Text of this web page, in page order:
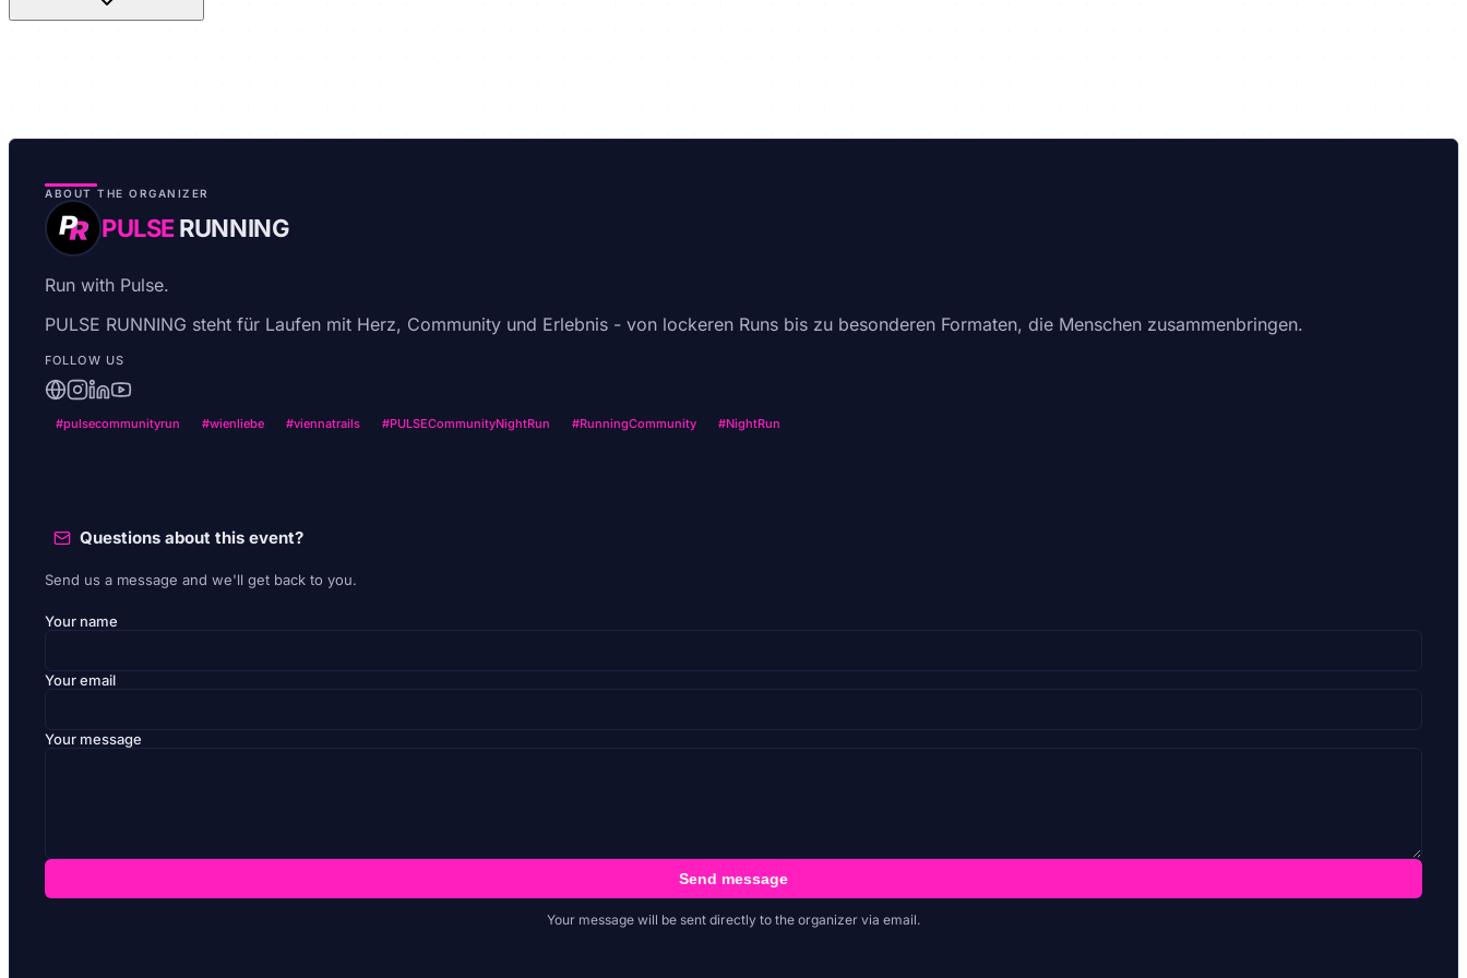
Kein Stress - wir machen langsam!
ABOUT THE ORGANIZER
PULSERUNNING
Run with Pulse.
PULSE RUNNING steht für Laufen mit Herz, Community und Erlebnis - von lockeren Runs bis zu besonderen Formaten, die Menschen zusammenbringen.
FOLLOW US
#pulsecommunityrun #wienliebe #viennatrails #PULSECommunityNightRun #RunningCommunity #NightRun
Questions about this event?
Send us a message and we'll get back to you.
Your name
Your email
Your message
Send message
Your message will be sent directly to the organizer via email.